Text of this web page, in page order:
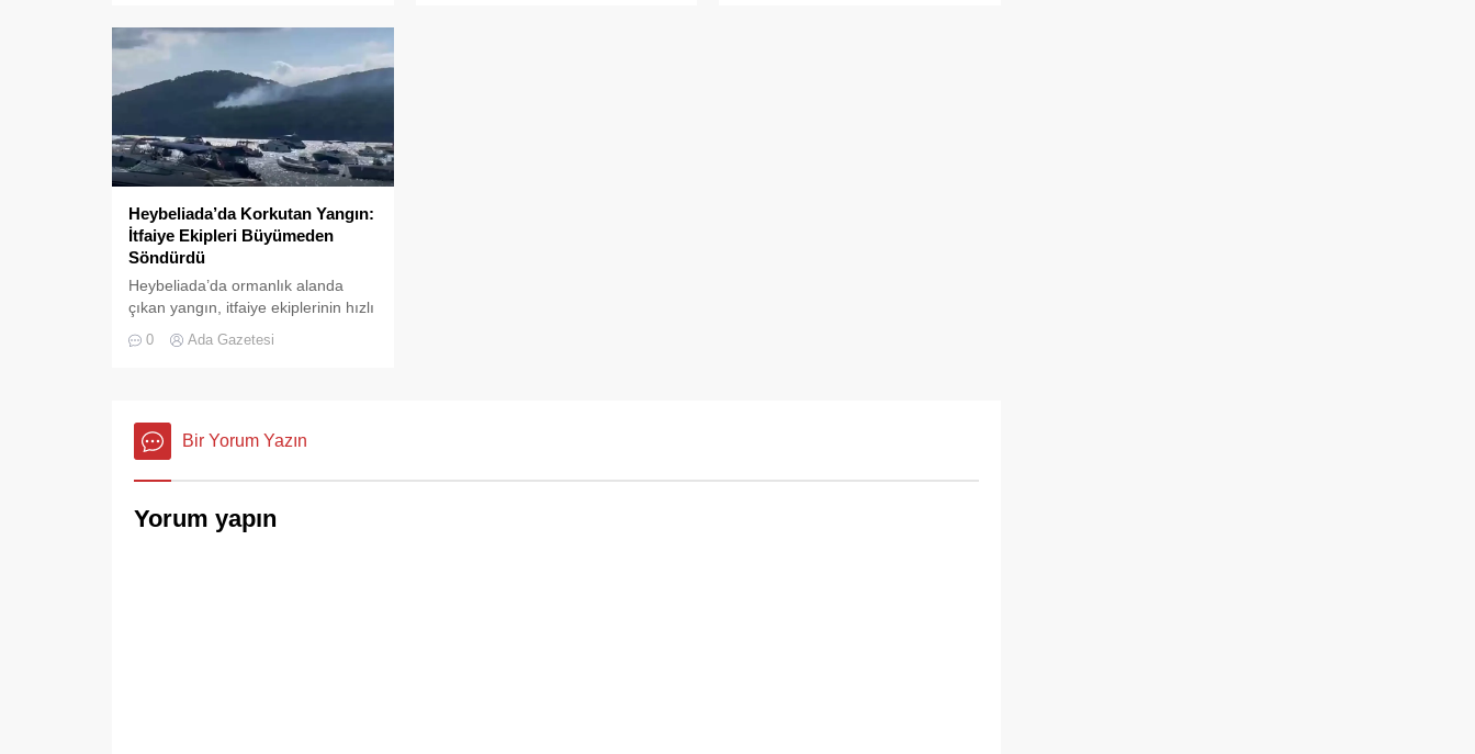
Heybeliada’da Korkutan Yangın:
İtfaiye Ekipleri Büyümeden
Söndürdü
Heybeliada’da ormanlık alanda
çıkan yangın, itfaiye ekiplerinin hızlı
müdahalesi sayesinde büyümeden
ve olası bir faciaya dönüşmeden
0 Ada Gazetesi
Bir Yorum Yazın
Yorum yapın